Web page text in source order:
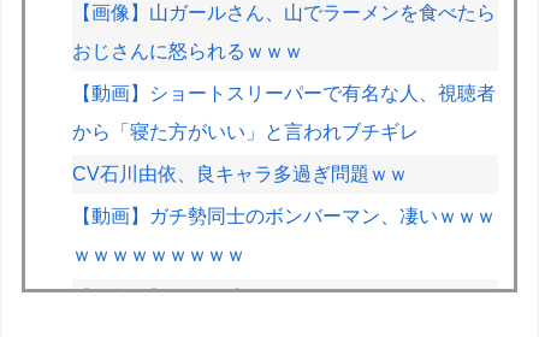
【画像】山ガールさん、山でラーメンを食べたら
おじさんに怒られるｗｗｗ
【動画】ショートスリーパーで有名な人、視聴者
から「寝た方がいい」と言われブチギレ
CV石川由依、良キャラ多過ぎ問題ｗｗ
【動画】ガチ勢同士のボンバーマン、凄いｗｗｗ
ｗｗｗｗｗｗｗｗｗ
【遊戯王】Fカップの「ドラテ」はなんでこんな